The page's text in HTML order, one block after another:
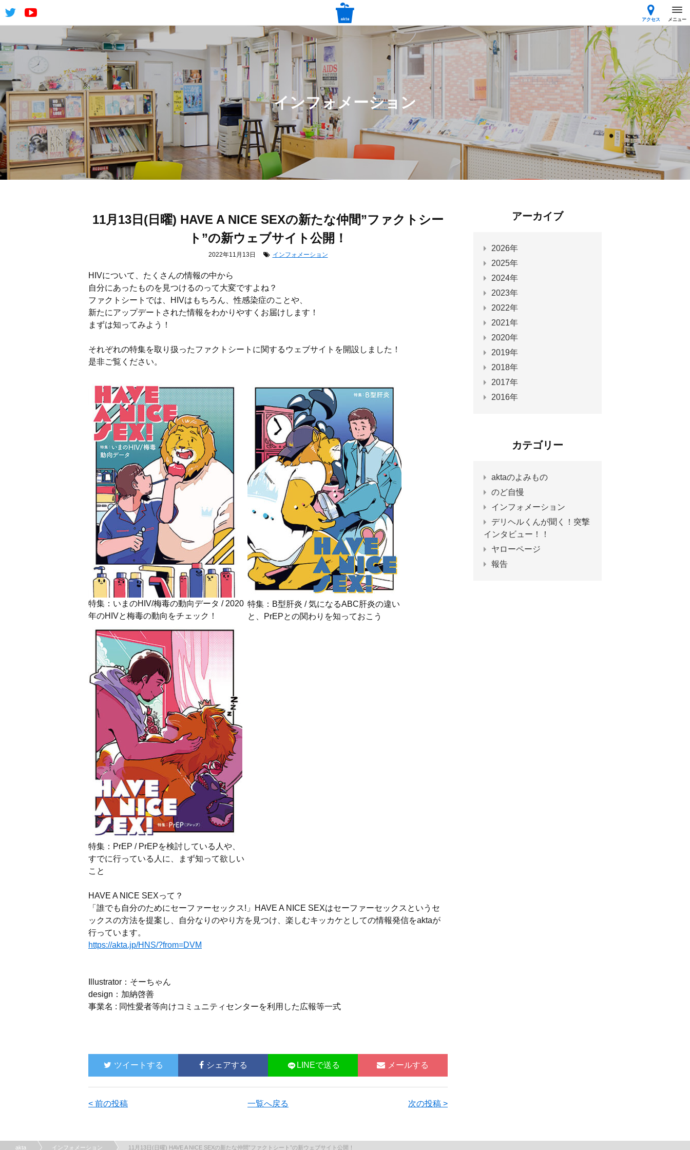
アクセス メニュー
インフォメーション
11月13日(日曜) HAVE A NICE SEXの新たな仲間”ファクトシー
ト”の新ウェブサイト公開！
2022年11月13日 インフォメーション
HIVについて、たくさんの情報の中から
自分にあったものを見つけるのって大変ですよね？
ファクトシートでは、HIVはもちろん、性感染症のことや、
新たにアップデートされた情報をわかりやすくお届けします！
まずは知ってみよう！
それぞれの特集を取り扱ったファクトシートに関するウェブサイトを開設しました！
是非ご覧ください。
特集：いまのHIV/梅毒の動向データ / 2020
年のHIVと梅毒の動向をチェック！
特集：B型肝炎 / 気になるABC肝炎の違い
と、PrEPとの関わりを知っておこう
特集：PrEP / PrEPを検討している人や、
すでに行っている人に、まず知って欲しい
こと
HAVE A NICE SEXって？
「誰でも自分のためにセーファーセックス!」HAVE A NICE SEXはセーファーセックスというセ
ックスの方法を提案し、自分なりのやり方を見つけ、楽しむキッカケとしての情報発信をaktaが
行っています。
https://akta.jp/HNS/?from=DVM
Illustrator：そーちゃん
design：加納啓善
事業名 : 同性愛者等向けコミュニティセンターを利用した広報等一式
ツイートする シェアする LINEで送る メールする
< 前の投稿 次の投稿 >
一覧へ戻る
アーカイブ
2026年
2025年
2024年
2023年
2022年
2021年
2020年
2019年
2018年
2017年
2016年
カテゴリー
aktaのよみもの
のど自慢
インフォメーション
デリヘルくんが聞く！突撃
インタビュー！！
ヤローページ
報告
akta インフォメーション 11月13日(日曜) HAVE A NICE SEXの新たな仲間”ファクトシート”の新ウェブサイト公開！